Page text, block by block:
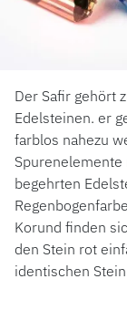
Der Safir gehört
Edelsteinen. er
farblos nahezu
Spurenelemente
begehrten
Korund finden
den Stein rot
identischen